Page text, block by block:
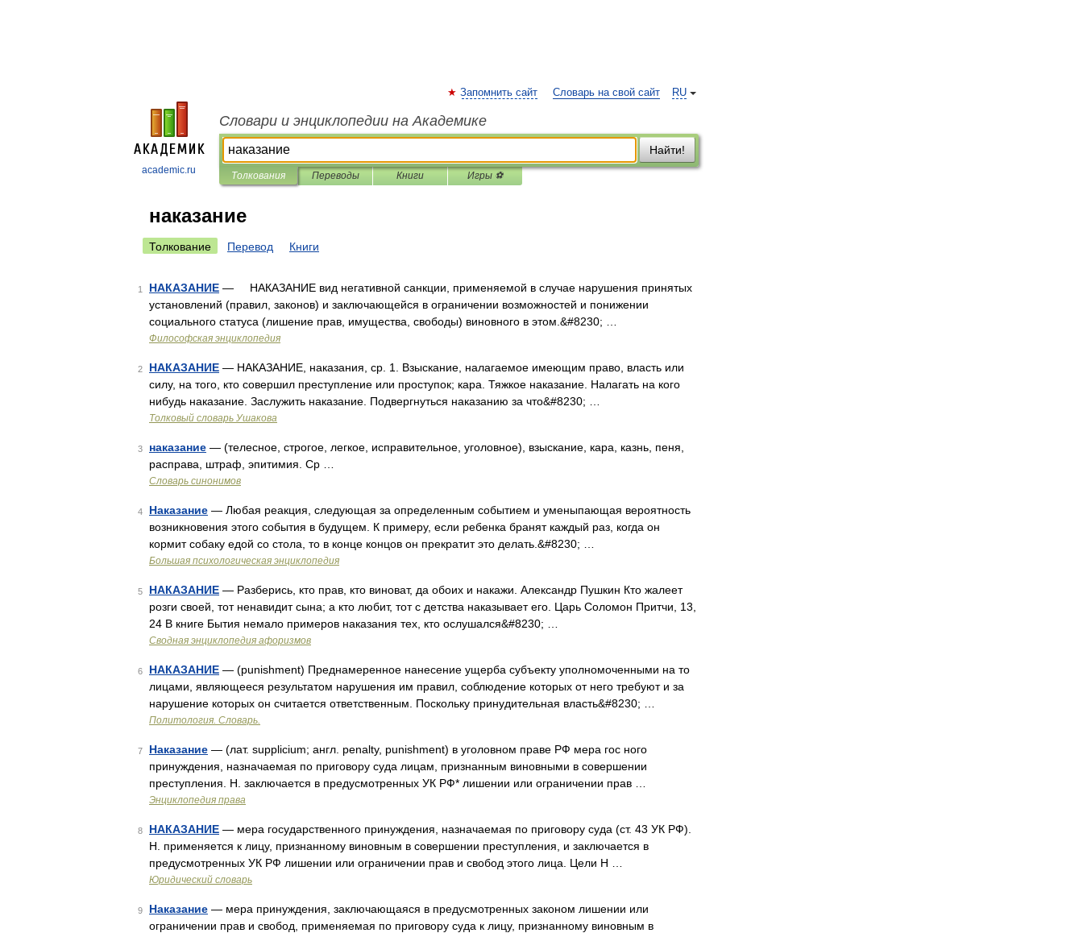
academic.ru
RU
Запомнить сайт Словарь на свой сайт
Словари и энциклопедии на Академике
Найти!
Толкования Переводы Книги Игры ⚽
наказание
Толкование Перевод Книги
1 НАКАЗАНИЕ — НАКАЗАНИЕ вид негативной санкции, применяемой в случае нарушения принятых
установлений (правил, законов) и заключающейся в ограничении возможностей и понижении
социального статуса (лишение прав, имущества, свободы) виновного в этом.&#8230; …
Философская энциклопедия
2 НАКАЗАНИЕ — НАКАЗАНИЕ, наказания, ср. 1. Взыскание, налагаемое имеющим право, власть или
силу, на того, кто совершил преступление или проступок; кара. Тяжкое наказание. Налагать на кого
нибудь наказание. Заслужить наказание. Подвергнуться наказанию за что&#8230; …
Толковый словарь Ушакова
3 наказание — (телесное, строгое, легкое, исправительное, уголовное), взыскание, кара, казнь, пеня,
расправа, штраф, эпитимия. Ср …
Словарь синонимов
4 Наказание — Любая реакция, следующая за определенным событием и уменыпающая вероятность
возникновения этого события в будущем. К примеру, если ребенка бранят каждый раз, когда он
кормит собаку едой со стола, то в конце концов он прекратит это делать.&#8230; …
Большая психологическая энциклопедия
5 НАКАЗАНИЕ — Разберись, кто прав, кто виноват, да обоих и накажи. Александр Пушкин Кто жалеет
розги своей, тот ненавидит сына; а кто любит, тот с детства наказывает его. Царь Соломон Притчи, 13,
24 В книге Бытия немало примеров наказания тех, кто ослушался&#8230; …
Сводная энциклопедия афоризмов
6 НАКАЗАНИЕ — (punishment) Преднамеренное нанесение ущерба субъекту уполномоченными на то
лицами, являющееся результатом нарушения им правил, соблюдение которых от него требуют и за
нарушение которых он считается ответственным. Поскольку принудительная власть&#8230; …
Политология. Словарь.
7 Наказание — (лат. supplicium; англ. penalty, punishment) в уголовном праве РФ мера гос ного
принуждения, назначаемая по приговору суда лицам, признанным виновными в совершении
преступления. Н. заключается в предусмотренных УК РФ* лишении или ограничении прав …
Энциклопедия права
8 НАКАЗАНИЕ — мера государственного принуждения, назначаемая по приговору суда (ст. 43 УК РФ).
Н. применяется к лицу, признанному виновным в совершении преступления, и заключается в
предусмотренных УК РФ лишении или ограничении прав и свобод этого лица. Цели Н …
Юридический словарь
9 Наказание — мера принуждения, заключающаяся в предусмотренных законом лишении или
ограничении прав и свобод, применяемая по приговору суда к лицу, признанному виновным в